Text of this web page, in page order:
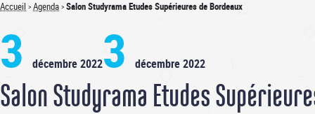
Fil
d'Ariane
Accueil Agenda Salon Studyrama Etudes Supérieures de Bordeaux
3 décembre 20223 décembre 2022
Salon Studyrama Etudes